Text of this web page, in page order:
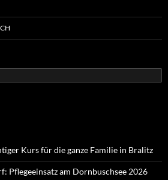
Kurs für die ganze Familie in Bralitz
Pflegeeinsatz am Dornbuschsee 2026